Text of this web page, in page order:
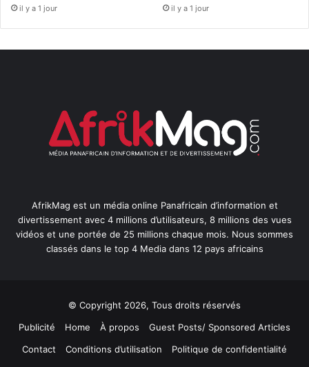
il y a 1 jour il y a 1 jour
AfrikMag est un média online Panafricain d’information et
divertissement avec 4 millions d’utilisateurs, 8 millions des vues
vidéos et une portée de 25 millions chaque mois. Nous sommes
classés dans le top 4 Media dans 12 pays africains
© Copyright 2026, Tous droits réservés
Publicité
Home À propos
Guest Posts/ Sponsored Articles
Contact
Conditions d’utilisation
Politique de confidentialité